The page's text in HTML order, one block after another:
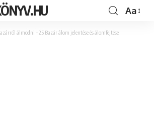
Aa
álmodni – 25 Bazár álom jelentése és álomfejtése